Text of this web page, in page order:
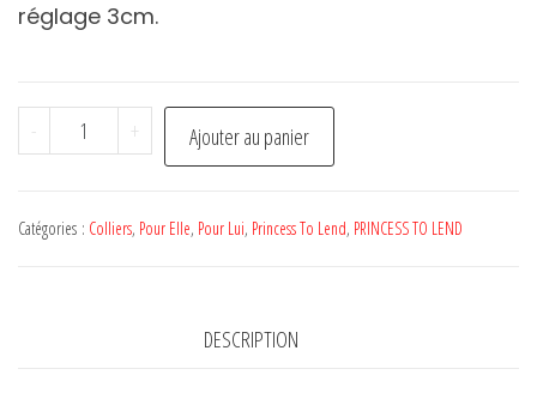
réglage 3cm.
-
quantité
de
SACHA
+ Ajouter au panier
Catégories : Colliers, Pour Elle, Pour Lui, Princess To Lend, PRINCESS TO LEND
DESCRIPTION